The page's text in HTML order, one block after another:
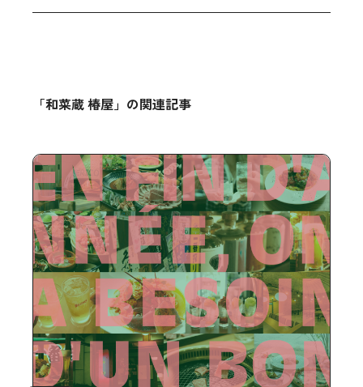
「和菜蔵 椿屋」の関連記事